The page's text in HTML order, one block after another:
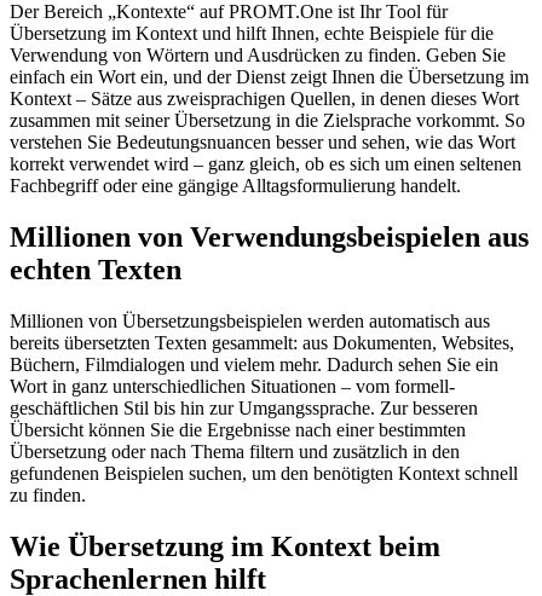
Der Bereich „Kontexte“ auf PROMT.One ist Ihr Tool für
Übersetzung im Kontext und hilft Ihnen, echte Beispiele für die
Verwendung von Wörtern und Ausdrücken zu finden. Geben Sie
einfach ein Wort ein, und der Dienst zeigt Ihnen die Übersetzung im
Kontext – Sätze aus zweisprachigen Quellen, in denen dieses Wort
zusammen mit seiner Übersetzung in die Zielsprache vorkommt. So
verstehen Sie Bedeutungsnuancen besser und sehen, wie das Wort
korrekt verwendet wird – ganz gleich, ob es sich um einen seltenen
Fachbegriff oder eine gängige Alltagsformulierung handelt.
Millionen von Verwendungsbeispielen aus
echten Texten
Millionen von Übersetzungsbeispielen werden automatisch aus
bereits übersetzten Texten gesammelt: aus Dokumenten, Websites,
Büchern, Filmdialogen und vielem mehr. Dadurch sehen Sie ein
Wort in ganz unterschiedlichen Situationen – vom formell-
geschäftlichen Stil bis hin zur Umgangssprache. Zur besseren
Übersicht können Sie die Ergebnisse nach einer bestimmten
Übersetzung oder nach Thema filtern und zusätzlich in den
gefundenen Beispielen suchen, um den benötigten Kontext schnell
zu finden.
Wie Übersetzung im Kontext beim
Sprachenlernen hilft